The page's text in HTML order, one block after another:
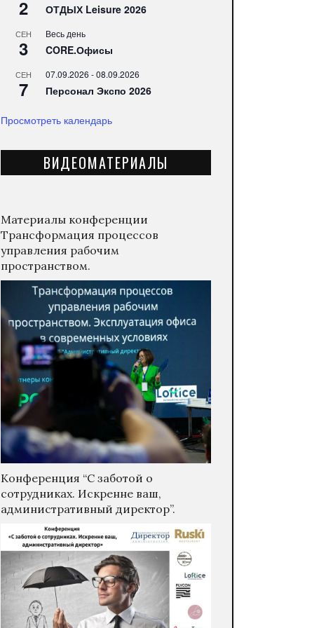
2 ОТДЫХ Leisure 2026
СЕН
3
Весь день
CORE.Офисы
СЕН
7
07.09.2026 -08.09.2026
Персонал Экспо 2026
Просмотреть календарь
ВИДЕОМАТЕРИАЛЫ
Материалы конференции
Трансформация процессов
управления рабочим
пространством.
Конференция “С заботой о
сотрудниках. Искренне ваш,
административный директор”.